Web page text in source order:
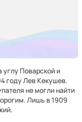
углу Поварской и
году Лев Кекушев.
не могли найти
Лишь в 1909